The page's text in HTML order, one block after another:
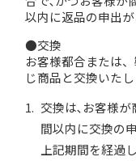
以内に返品の申出
●交換
お客様都合または
じ商品と交換いた
交換は､お客様
間以内に交換の
上記期間を経過